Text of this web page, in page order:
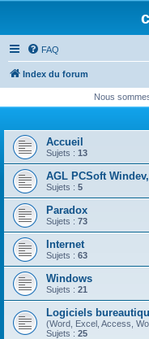
FAQ
Index du forum
Nous
Accueil
Sujets : 13
AGL PCSoft
Sujets : 5
Paradox
Sujets : 73
Internet
Sujets : 63
Windows
Sujets : 21
Logiciels
(Word, Excel, Access,
Sujets : 25